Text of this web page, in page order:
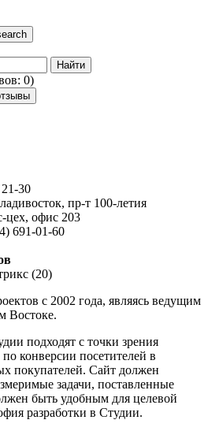
0)
30
пр-т 100-летия
цех, офис 203
691-01-60
(20)
с 2002 года, являясь ведущим
Востоке.
подходят с точки зрения
конверсии посетителей в
покупателей. Сайт должен
задачи, поставленные
быть удобным для целевой
разработки в Студии.